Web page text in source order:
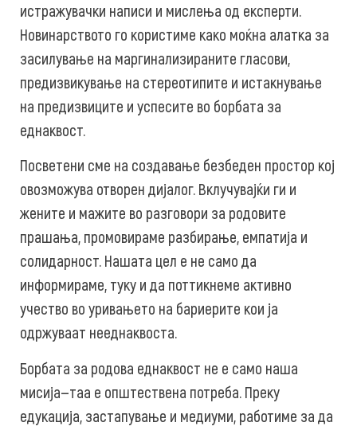
истражувачки написи и мислења од експерти.
Новинарството го користиме како моќна алатка за
засилување на маргинализираните гласови,
предизвикување на стереотипите и истакнување
на предизвиците и успесите во борбата за
еднаквост.
Посветени сме на создавање безбеден простор кој
овозможува отворен дијалог. Вклучувајќи ги и
жените и мажите во разговори за родовите
прашања, промовираме разбирање, емпатија и
солидарност. Нашата цел е не само да
информираме, туку и да поттикнеме активно
учество во уривањето на бариерите кои ја
одржуваат нееднаквоста.
Борбата за родова еднаквост не е само наша
мисија—таа е општествена потреба. Преку
едукација, застапување и медиуми, работиме за да